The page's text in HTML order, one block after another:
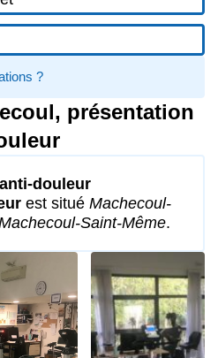
présentation
douleur
est situé Machecoul-
Saint-Même.
?